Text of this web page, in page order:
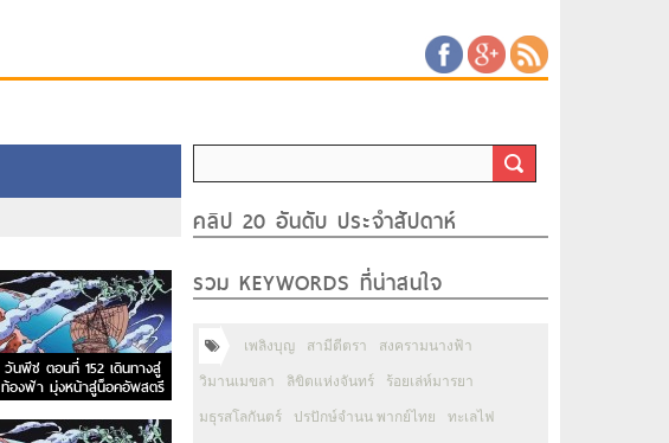
วันพีช ตอนที่ 152 เดินทางสู่
ท้องฟ้า มุ่งหน้าสู่น็อคอัพสตรี
ม
คลิป 20 อันดับ ประจำสัปดาห์
รวม KEYWORDS ที่น่าสนใจ
เพลิงบุญ สามีตีตรา สงครามนางฟ้า
วิมานเมขลา ลิขิตแห่งจันทร์ ร้อยเล่ห์มารยา
มธุรสโลกันตร์ ปรปักษ์จำนน พากย์ไทย ทะเลไฟ